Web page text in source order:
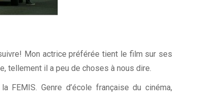
Mon actrice préférée tient le film sur ses
tellement il a peu de choses à nous dire.
FEMIS. Genre d’école française du cinéma,